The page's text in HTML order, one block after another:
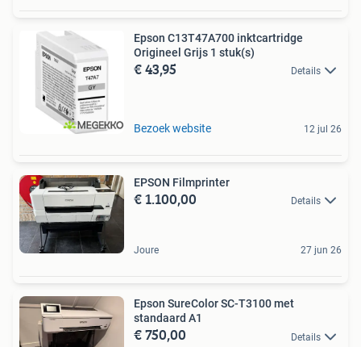
Epson C13T47A700 inktcartridge
Origineel Grijs 1 stuk(s)
€ 43,95 Details
Bezoek website 12 jul 26
EPSON Filmprinter
€ 1.100,00 Details
Joure 27 jun 26
Epson SureColor SC-T3100 met
standaard A1
€ 750,00 Details